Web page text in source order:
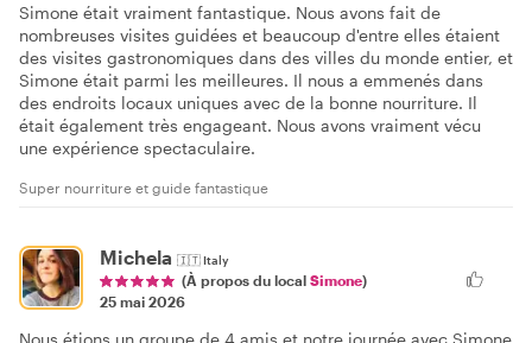
Simone était vraiment fantastique. Nous avons fait de
nombreuses visites guidées et beaucoup d'entre elles étaient
des visites gastronomiques dans des villes du monde entier, et
Simone était parmi les meilleures. Il nous a emmenés dans
des endroits locaux uniques avec de la bonne nourriture. Il
était également très engageant. Nous avons vraiment vécu
une expérience spectaculaire.
Super nourriture et guide fantastique
Michela 🇮🇹Italy
(À propos du local Simone)
25 mai 2026
Nous étions un groupe de 4 amis et notre journée avec Simone